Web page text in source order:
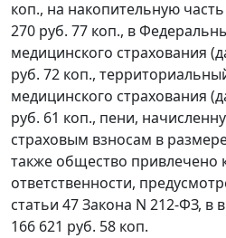
коп., на накопительную
270 руб. 77 коп., в
медицинского страхования
руб. 72 коп.,
медицинского страхования
руб. 61 коп., пени,
страховым взносам в
также общество привлечено
ответственности,
статьи 47Закона N 212-ФЗ, в
166 621 руб. 58 коп.